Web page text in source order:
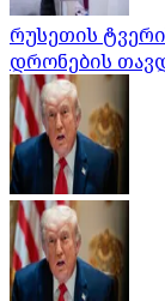
რუსეთის
დრონების